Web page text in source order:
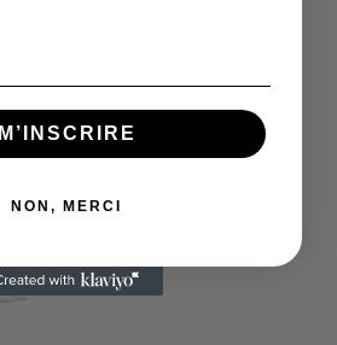
M’INSCRIRE
NON, MERCI